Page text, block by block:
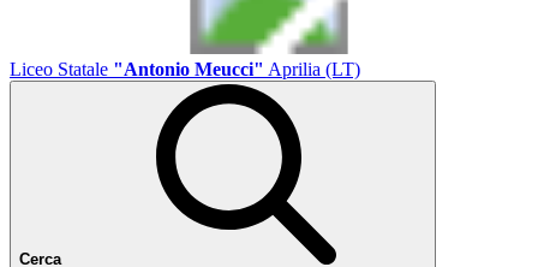
Liceo Statale "Antonio Meucci" Aprilia (LT)
Cerca